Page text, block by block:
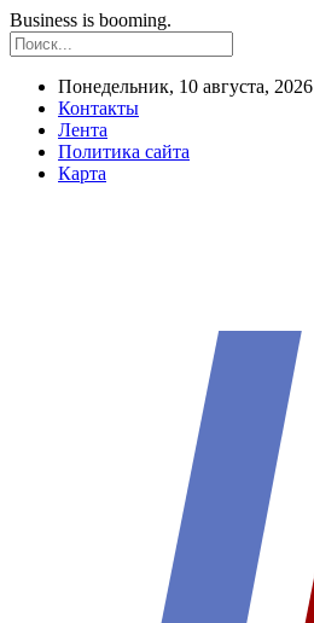
Business is booming.
Понедельник, 10 августа, 2026
Контакты
Лента
Политика сайта
Карта